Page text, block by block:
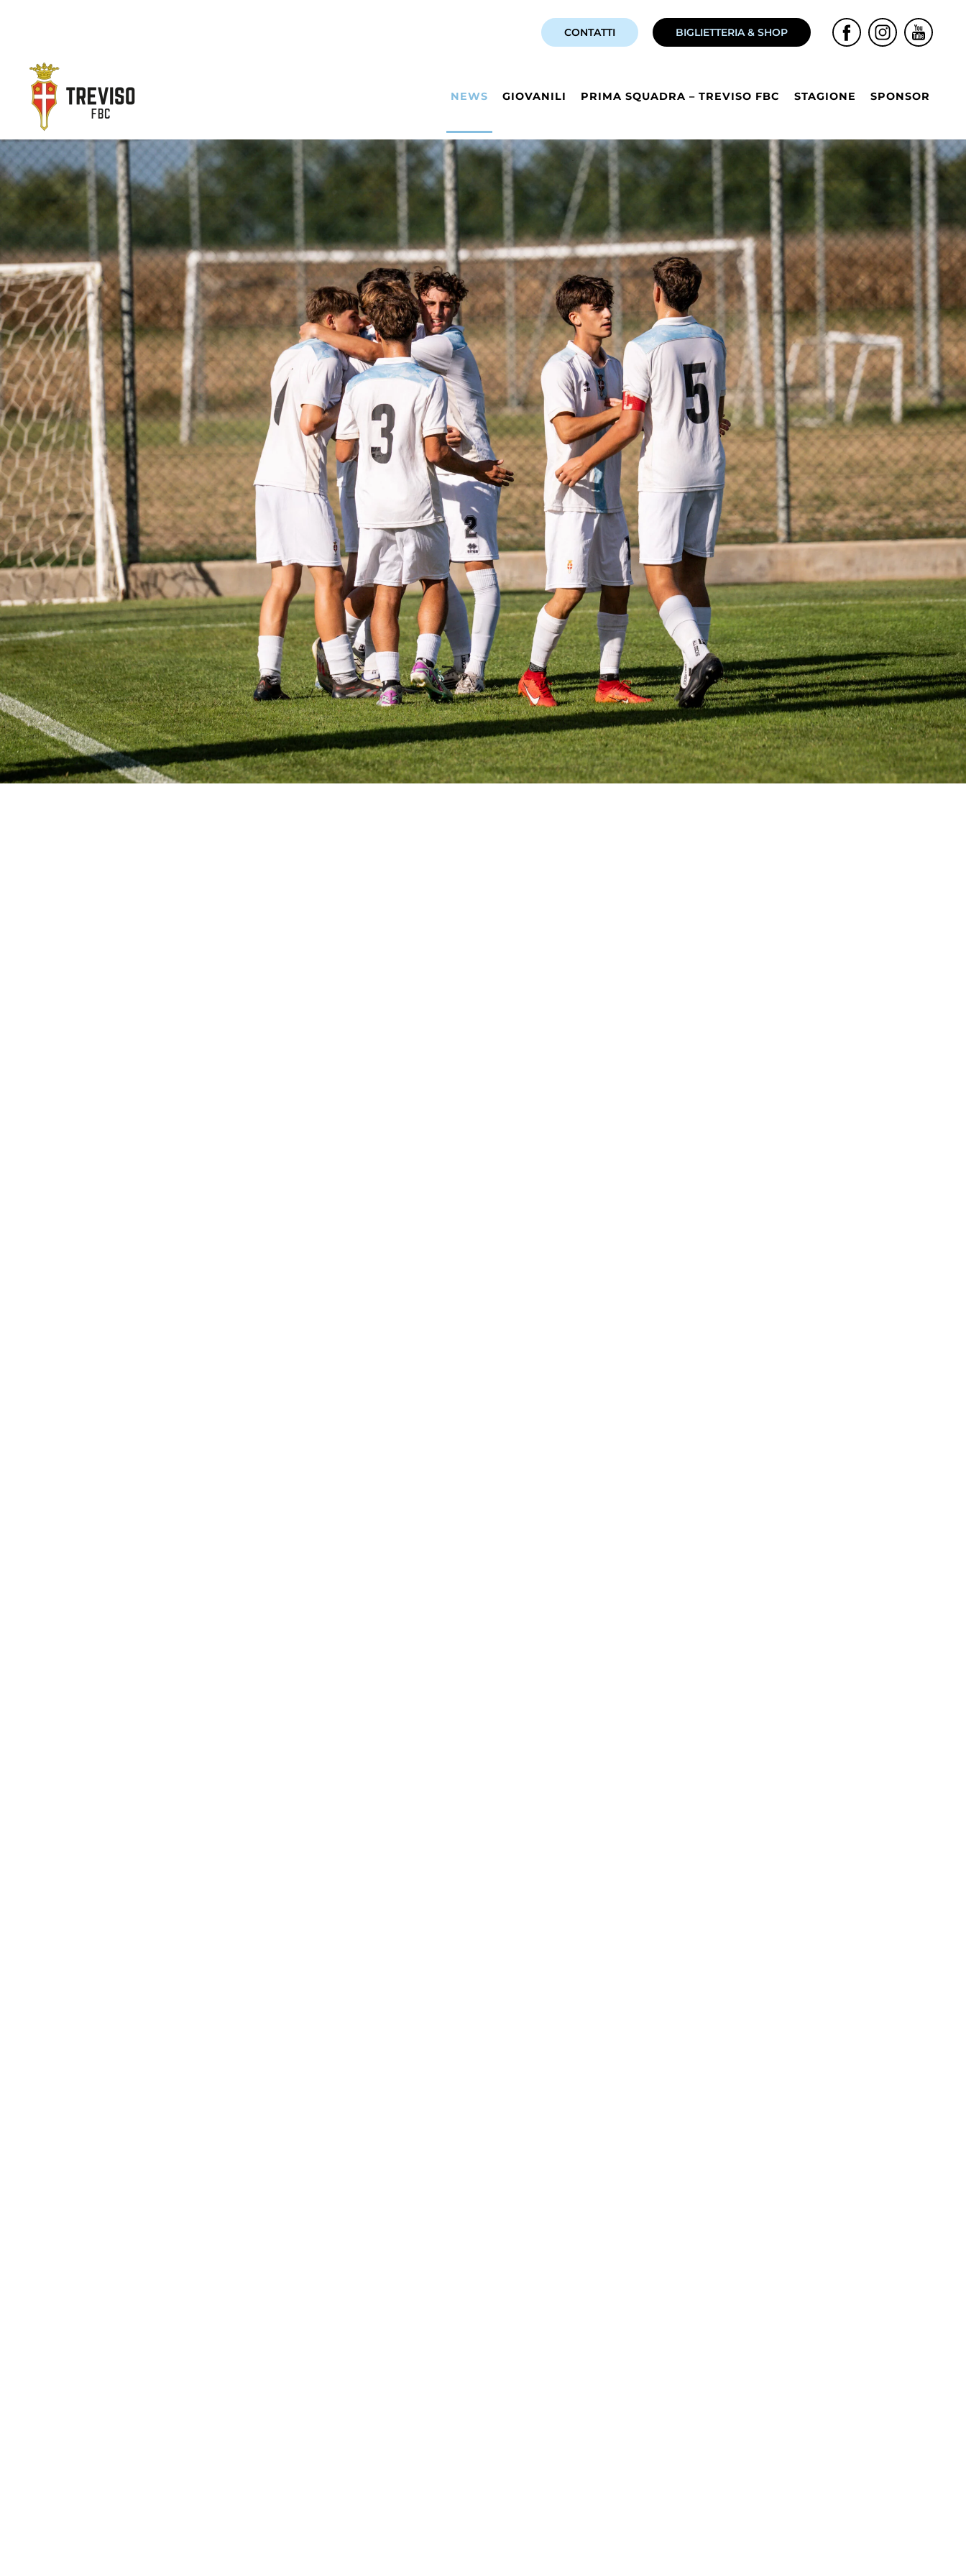
CONTATTI BIGLIETTERIA & SHOP
NEWS GIOVANILI PRIMA SQUADRA – TREVISO FBC STAGIONE SPONSOR